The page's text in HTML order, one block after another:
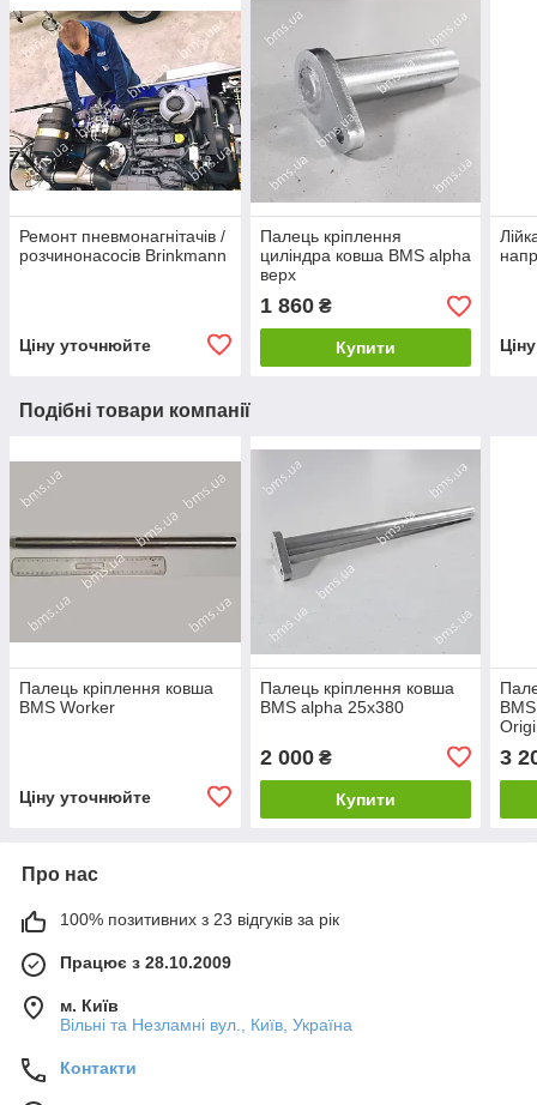
Ремонт пневмонагнітачів /
розчинонасосів Brinkmann
Ціну уточнюйте
Палець кріплення
циліндра ковша BMS alpha
верх
1 860₴
Купити
Подібні товари компанії
Палець кріплення ковша
BMS Worker
Ціну уточнюйте
Палець кріплення ковша
BMS alpha 25х380
2 000₴
Купити
3
Про нас
100% позитивних з 23 відгуків за рік
Працює з 28.10.2009
м. Київ
Вільні та Незламні вул., Київ, Україна
Контакти